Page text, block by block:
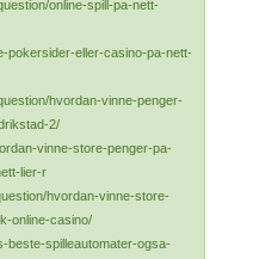
online-spill-pa-nett-
pokersider-eller-casino-pa-nett-
hvordan-vinne-penger-
2/
vinne-store-penger-pa-
lier-r
hvordan-vinne-store-
online-casino/
beste-spilleautomater-ogsa-